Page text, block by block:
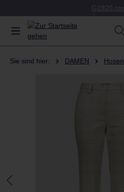
Sie sind hier: DAMEN Hosen